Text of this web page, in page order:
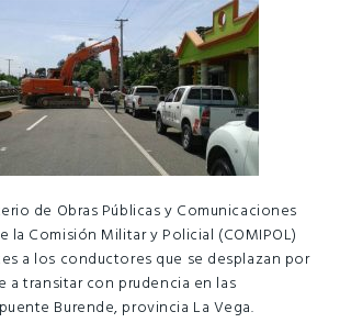
de Obras Públicas y Comunicaciones
la Comisión Militar y Policial (COMIPOL)
a los conductores que se desplazan por
a transitar con prudencia en las
Burende, provincia La Vega.